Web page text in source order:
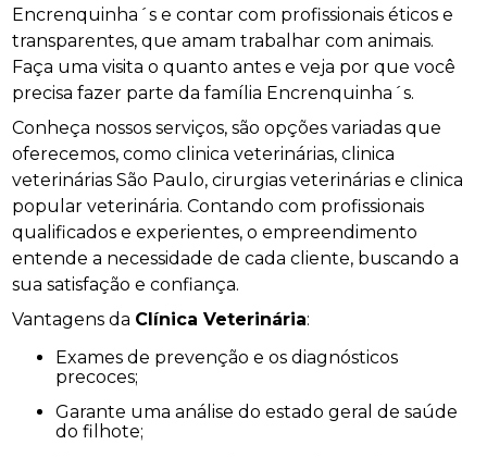
Encrenquinha´s e contar com profissionais éticos e
transparentes, que amam trabalhar com animais.
Faça uma visita o quanto antes e veja por que você
precisa fazer parte da família Encrenquinha´s.
Conheça nossos serviços, são opções variadas que
oferecemos, como clinica veterinárias, clinica
veterinárias São Paulo, cirurgias veterinárias e clinica
popular veterinária. Contando com profissionais
qualificados e experientes, o empreendimento
entende a necessidade de cada cliente, buscando a
sua satisfação e confiança.
Vantagens da Clínica Veterinária:
Exames de prevenção e os diagnósticos
precoces;
Garante uma análise do estado geral de saúde
do filhote;